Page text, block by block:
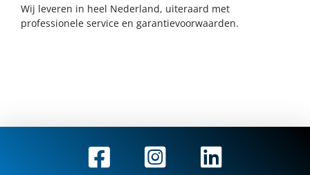
Wij leveren in heel Nederland, uiteraard met
professionele service en garantievoorwaarden.